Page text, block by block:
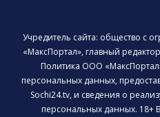
Учредитель сайта: общество с
«МаксПортал», главный
Политика ООО
персональных данных,
Sochi24.tv, и сведения о
персональных данных. 18+